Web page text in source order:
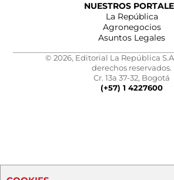
NUESTROS
La República
Agronegocios
Asuntos Legales
© 2026, Editorial La República
derechos reservados.
Cr. 13a 37-32, Bogotá
(+57) 1 4227600